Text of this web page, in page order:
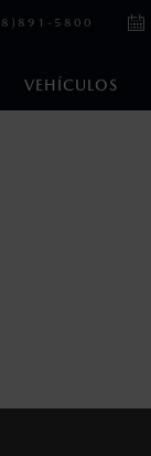
VEHÍCULOS
5800